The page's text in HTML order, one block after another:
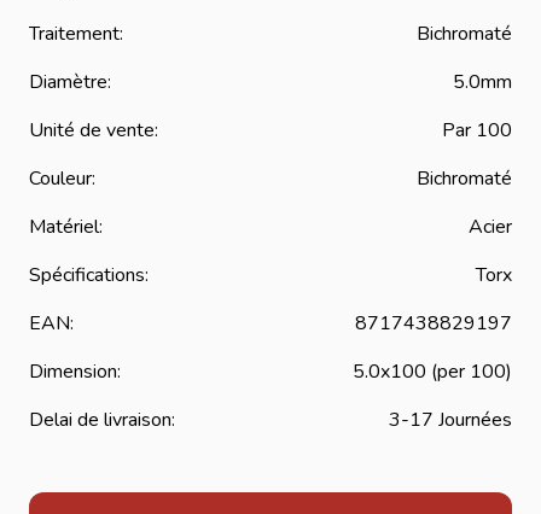
Traitement:
Bichromaté
Diamètre:
5.0mm
Unité de vente:
Par 100
Couleur:
Bichromaté
Matériel:
Acier
Spécifications:
Torx
EAN:
8717438829197
Dimension:
5.0x100 (per 100)
Delai de livraison:
3-17 Journées